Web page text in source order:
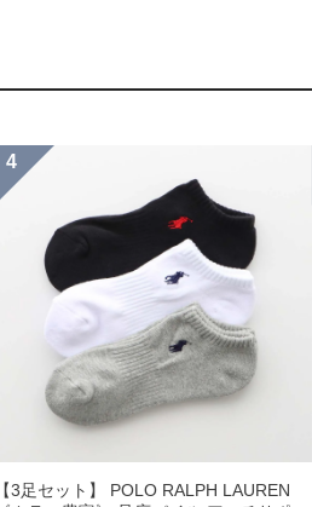
【3足セット】 POLO RALPH LAUREN